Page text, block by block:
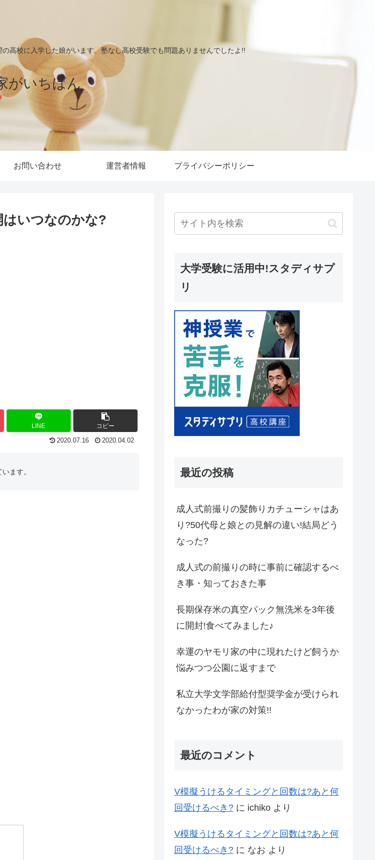
高校に入学した娘がいます。塾なし高校受験でも問題ありませんでしたよ!!
がいちばん
お問い合わせ 運営者情報 プライバシーポリシー
いつなのかな?
LINE コピー
2020.07.16 2020.04.02
ます。
大学受験に活用中!スタディサプ
リ
最近の投稿
成人式前撮りの髪飾りカチューシャはあ
り?50代母と娘との見解の違い!結局どう
なった?
成人式の前撮りの時に事前に確認するべ
き事・知っておきた事
長期保存米の真空パック無洗米を3年後
に開封!食べてみました♪
幸運のヤモリ家の中に現れたけど飼うか
悩みつつ公園に返すまで
私立大学文学部給付型奨学金が受けられ
なかったわが家の対策!!
最近のコメント
V模擬うけるタイミングと回数は?あと何
回受けるべき? に ichiko より
V模擬うけるタイミングと回数は?あと何
回受けるべき? に なお より